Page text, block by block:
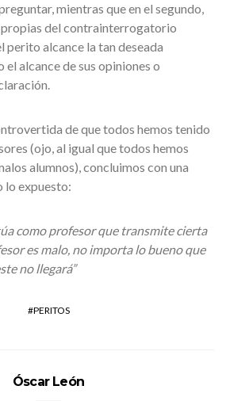
mientras que en el segundo,
del contrainterrogatorio
perito alcance la tan deseada
alcance de sus opiniones o
de que todos hemos tenido
(ojo, al igual que todos hemos
alumnos), concluimos con una
lo expuesto:
como profesor que transmite cierta
es malo, no importa lo bueno que
no llegará”
PERITOS
Óscar León